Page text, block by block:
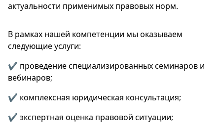
актуальности применимых правовых норм.
В рамках нашей компетенции мы оказываем
следующие услуги:
✔️ проведение специализированных семинаров и
вебинаров;
✔️ комплексная юридическая консультация;
✔️ экспертная оценка правовой ситуации;